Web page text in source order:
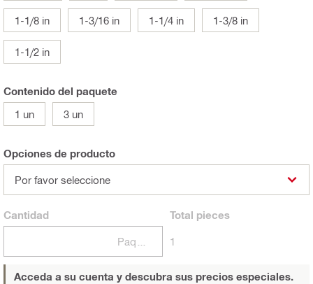
1-1/8 in 1-3/16 in 1-1/4 in 1-3/8 in
1-1/2 in
Contenido del paquete
1 un
3 un
Opciones de producto
Por favor seleccione
Cantidad Total pieces
1
Acceda a su cuenta y descubra sus precios especiales.